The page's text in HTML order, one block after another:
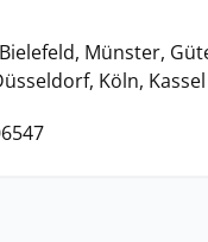
Münster,
Köln, Kassel